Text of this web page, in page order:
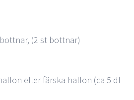
(2 st bottnar)
eller färska hallon (ca 5 dl